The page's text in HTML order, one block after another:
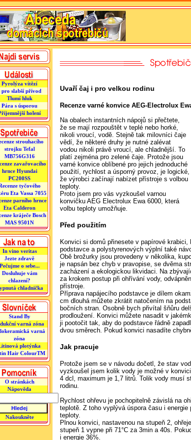
Pyrolýza vítězí
pro slabší přívod
Tlumí hluk
Pára s úsporou
holení
strouhacího
strojku Tefal
MB756G316
zavařovacího
hrnce Hyundai
PC200SS
tyčového
Eta Vassa 7055
parního hrnce
Eta Calderon
kráječe Bosch
MAS 9501N
In vino veritas
Jezte zdravě
Pečujme o sebe...
Dosluhuje vám
chlazení?
chladnička
Stand By
varná zóna
varná
zóna
plotýnka
Hair ColourTM
O stránkách
Nápověda
Nakoukněte
Uvaří čaj i pro velkou rodinu
Recenze varné konvice AEG-Electrolux
Na obalech instantních nápojů si přečtete,
že se mají rozpouštět v teplé nebo horké,
nikoli vroucí, vodě. Stejně tak milovníci čaje
vědí, že některé druhy je nutné zalévat
vodou nikoli právě vroucí, ale chladnější. To
platí zejména pro zelené čaje. Protože jsou
varné konvice oblíbené pro jejich jednoduché
použití, rychlost a úsporný provoz, je logické,
že výrobci začínají nabízet přístroje s volbou
teploty.
Proto jsem pro vás vyzkoušel varnou
konvičku AEG Electrolux Ewa 6000, která
volbu teploty umožňuje.
Před použitím
Konvici si domů přinesete v papírové
podstavce a polystyrenových výplní také
Obě brožurky jsou provedeny v několika,
je napsán bez chyb v pravopise, se dvěma
zacházení a ekologickou likvidaci. Na
za krokem postup při ohřívání vody,
přístroje.
Příprava napájecího podstavce je dílem
cm dlouhá můžete zkrátit natočením na
bočních stran. Osobně bych přivítal šňůru
prodloužení. Konvici můžete nasadit v
ji pootočit tak, aby do podstavce řádně
dvou směrech. Pokud konvici nasadíte
Jak pracuje
Protože jsem se v návodu dočetl, že stav
vyzkoušel jsem kolik vody je možné v
4 dcl, maximum je 1,7 litrů. Tolik vody musí
rodinu.
Rychlost ohřevu je pochopitelně závislá na
teplotě. Z toho vyplývá úspora času i
teploty.
Plnou konvici, nastavenou na stupeň 2,
stupeň 1 vypne při 71°C za 3min a 40s.
i energie 36%.